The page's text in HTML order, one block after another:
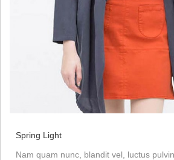
Spring Light
Nam quam nunc, blandit vel, luctus